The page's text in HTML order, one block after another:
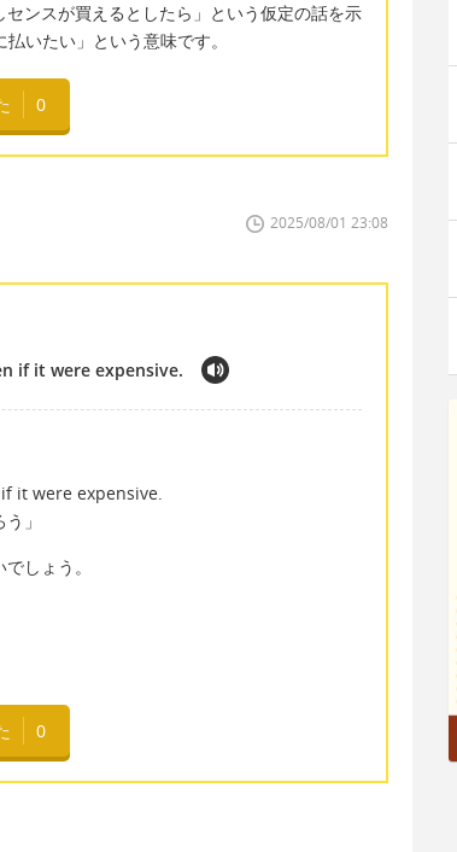
ンスが買えるとしたら」という仮定の話を示
いたい」という意味です。
0
2025/08/01 23:08
if it were expensive.
it were expensive.
」
しょう。
0